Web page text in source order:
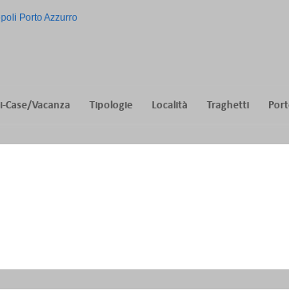
Case/Vacanza Tipologie Località Traghetti